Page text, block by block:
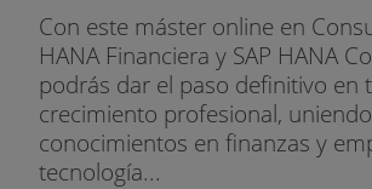
Con este máster online en
HANA Financiera y SAP HANA
podrás dar el paso definitivo en
crecimiento profesional, uniendo
conocimientos en finanzas y
tecnología...